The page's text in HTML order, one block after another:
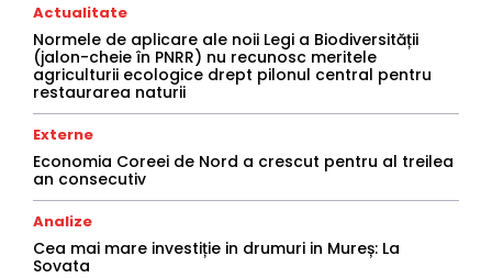
Actualitate
Normele de aplicare ale noii Legi a Biodiversității
(jalon-cheie în PNRR) nu recunosc meritele
agriculturii ecologice drept pilonul central pentru
restaurarea naturii
Externe
Economia Coreei de Nord a crescut pentru al treilea
an consecutiv
Analize
Cea mai mare investiție in drumuri in Mureș: La
Sovata